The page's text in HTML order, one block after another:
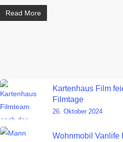
Read More
Kartenhaus Film
Filmtage
26. Oktober 2024
Wohnmobil Vanlife